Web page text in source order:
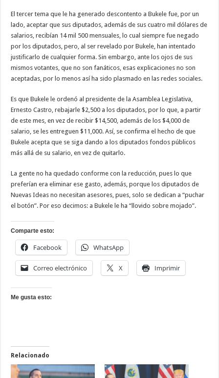
El tercer tema que le ha generado descontento a Bukele fue, por un
lado, aceptar que sus diputados, además de sus cuatro mil dólares de
salarios, recibían 14 mil 500 mensuales, lo cual siempre fue negado
por los diputados, pero, al ser revelado por Bukele, han intentado
justificarlo de cualquier forma. Sin embargo, ante los ojos de sus
mismos votantes, que no son fanáticos, esas explicaciones no son
aceptadas, por lo menos así ha sido plasmado en las redes sociales.
Es que Bukele le ordenó al presidente de la Asamblea Legislativa,
Ernesto Castro, rebajarle $2,500 a los diputados, por lo que, a partir
de este mes, en vez de recibir $14,500, además de los $4,000 de
salario, se les entreguen $11,000. Así, se confirma el hecho de que
Bukele acepta que se siga dando a los diputados fondos públicos
más allá de su salario, en vez de quitarlo.
La gente no ha quedado conforme con la reducción, pues lo que
preferían era eliminar ese gasto, además, porque los diputados de
Nuevas Ideas no necesitan asesores, pues, solo se dedican a “puchar
el botón”. Por eso decimos: a Bukele le ha “llovido sobre mojado”.
Comparte esto:
Facebook WhatsApp
Correo electrónico X Imprimir
Me gusta esto:
Relacionado